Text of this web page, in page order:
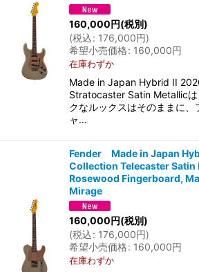
160,000円(税別)
(税込: 176,000円)
希望小売価格: 160,000円
在庫わずか
Made in Japan Hybrid II
Stratocaster Satin Metallicは
クなルックスはそのままに、
ャ…
Fender Made in Japan
Collection Telecaster Satin
Rosewood Fingerboard,
Mirage
160,000円(税別)
(税込: 176,000円)
希望小売価格: 160,000円
在庫わずか